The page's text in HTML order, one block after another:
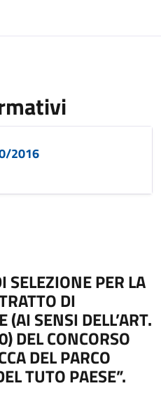
2016
SELEZIONE PER LA
DI
SENSI DELL’ART.
DEL CONCORSO
DEL PARCO
TUTO PAESE”.